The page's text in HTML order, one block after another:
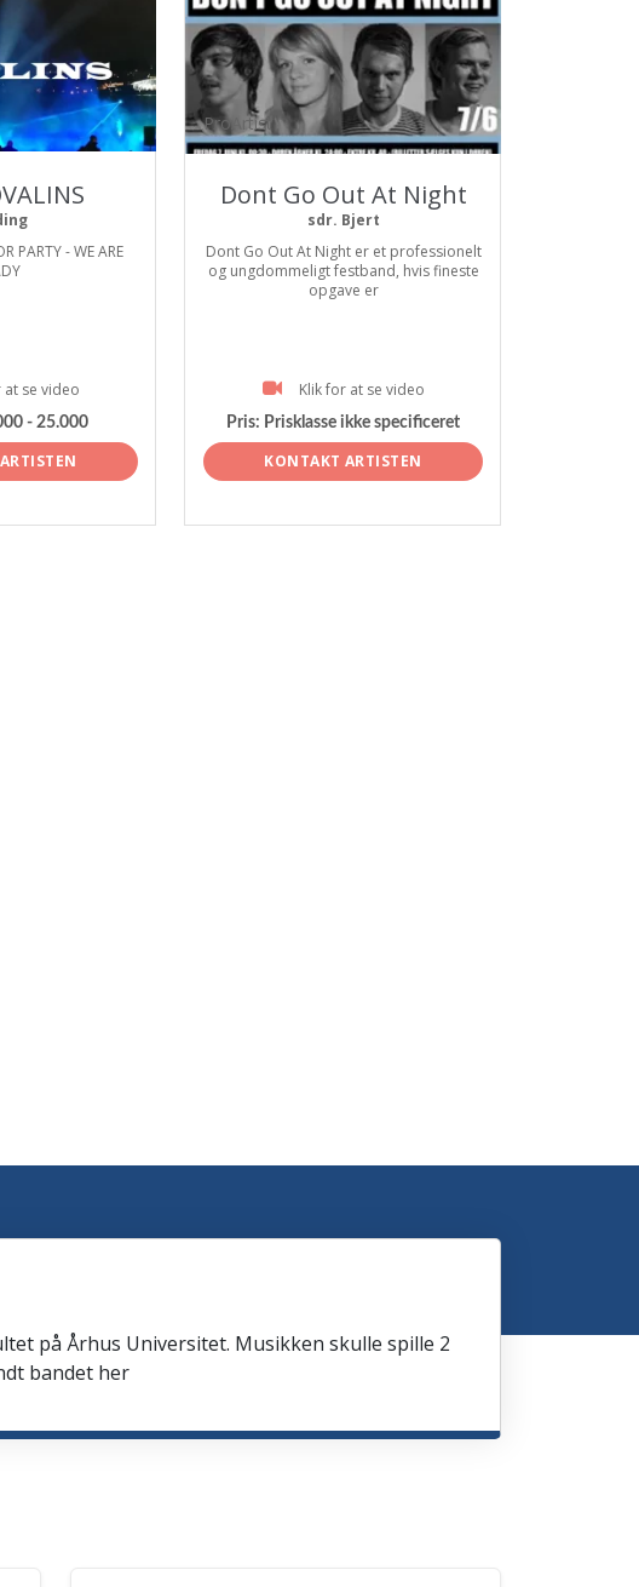
PARTY - WE ARE
at se video
- 25.000
ProArtist
Dont Go Out At Night
sdr. Bjert
Dont Go Out At Night er et professionelt
og ungdommeligt festband, hvis fineste
opgave er
Klik for at se video
Pris: Prisklasse ikke specificeret
KONTAKT ARTISTEN
på Århus Universitet. Musikken skulle spille 2
bandet her